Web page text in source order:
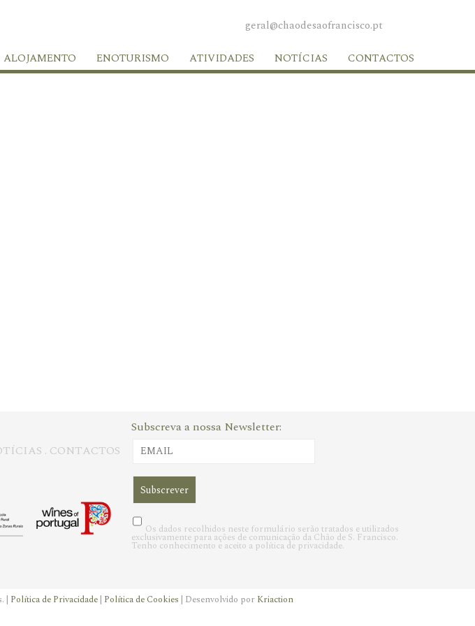
geral@chaodesaofrancisco.pt
ALOJAMENTO ENOTURISMO ATIVIDADES NOTÍCIAS CONTACTOS
. CONTACTOS
Subscreva a nossa Newsletter:
Os dados recolhidos neste formulário serão tratados e utilizados
exclusivamente para ações de comunicação da Chão de S. Francisco.
Tenho conhecimento e aceito a política de privacidade.
| Política de Privacidade | Política de Cookies | Desenvolvido por Kriaction